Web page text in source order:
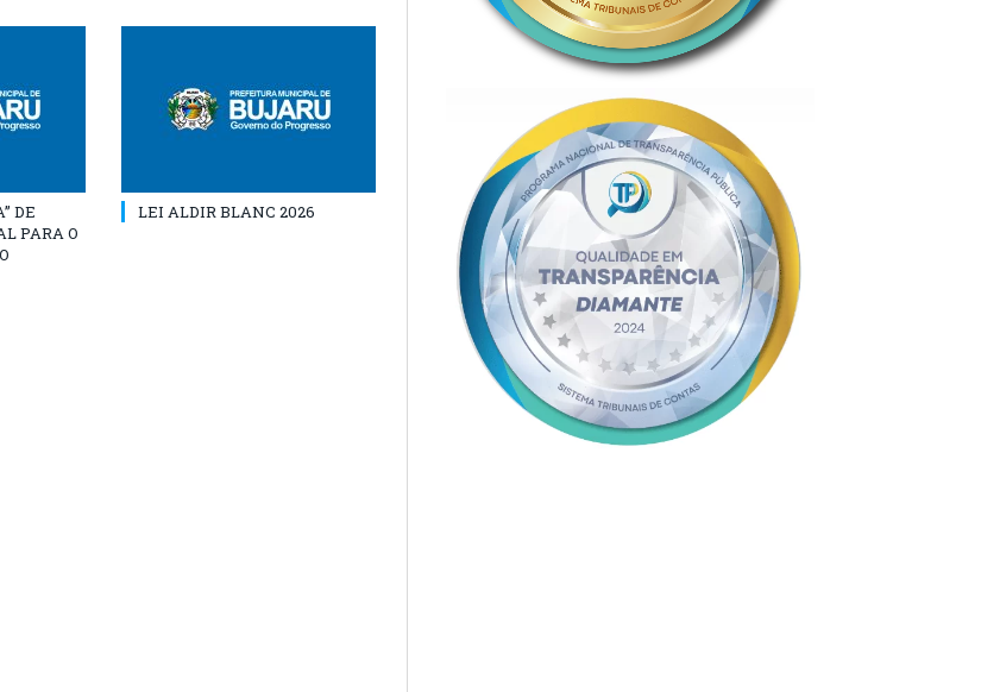
DE
PARA O
LEI ALDIR BLANC 2026